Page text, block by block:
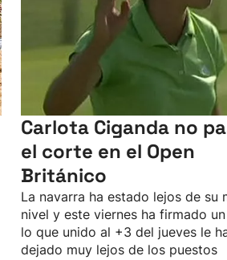
Carlota Ciganda no
el corte en el Open
Británico
La navarra ha estado lejos de su
nivel y este viernes ha firmado
lo que unido al +3 del jueves le
dejado muy lejos de los puestos